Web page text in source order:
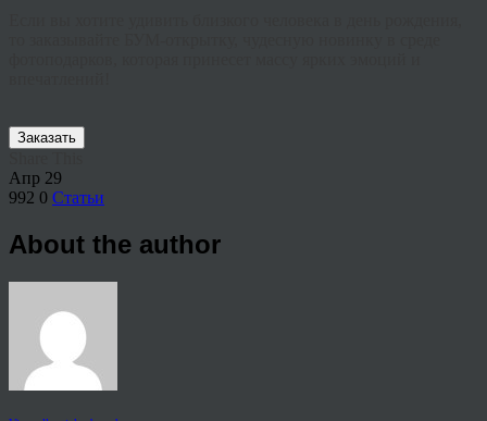
Заказать
Апр 29
992 0 Статьи
About the author